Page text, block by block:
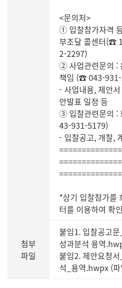
<문의처>
① 입찰참가자격
부조달 콜센터(☎
2-2297)
② 사업관련문의 :
책임 (☎ 043-
- 사업내용, 제안
안발표 일정 등
③ 입찰관련문의 :
43-931-5179)
- 입찰공고, 개찰,
*상기 입찰참가를
터를 이용하여 확
첨부
파일
붙임1. 입찰공고
성과분석 용역
붙임2. 제안요청
석_용역.hwpx (